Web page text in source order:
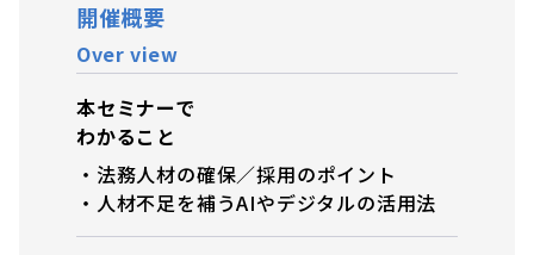
開催概要
Over view
本セミナーで
わかること
・法務人材の確保／採用のポイント
・人材不足を補うAIやデジタルの活用法